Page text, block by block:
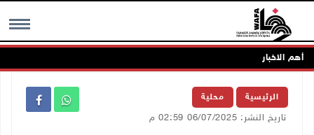
MENU أهم الاخبار
الرئيسية محلية
تاريخ النشر: 06/07/2025 02:59 م